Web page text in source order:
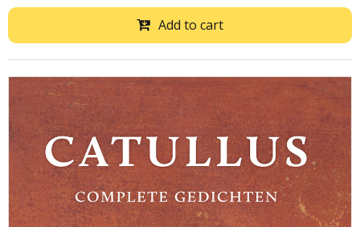
Add to cart